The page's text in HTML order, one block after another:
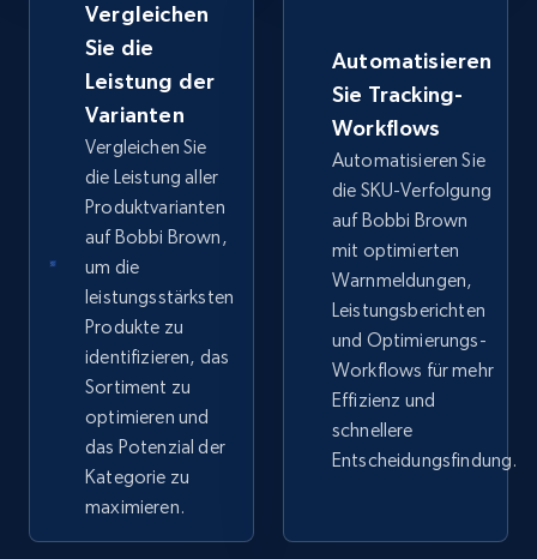
Google Shopping - collects products from
web using keywords
URL, Product id, Title, Product description,
Rating, Reviews count, Images, Variations, and
more.
2.4K+ 199+
Home Depot US
URL, Domain, Country code, Model number,
Sku, Product id, Product name, Manufacturer,
and more.
2.1K+
Vergleichen
Sie die
Leistung der
Varianten
Vergleichen Sie
die Leistung aller
Produktvarianten
auf Bobbi Brown,
um die
leistungsstärksten
Produkte zu
identifizieren, das
Sortiment zu
optimieren und
das Potenzial der
Kategorie zu
maximieren.
Automatisieren
Sie Tracking-
Workflows
Automatisieren Sie
die SKU-Verfolgung
auf Bobbi Brown
mit optimierten
Warnmeldungen,
Leistungsberichten
und Optimierungs-
Workflows für mehr
Effizienz und
schnellere
Entscheidungsfindung.